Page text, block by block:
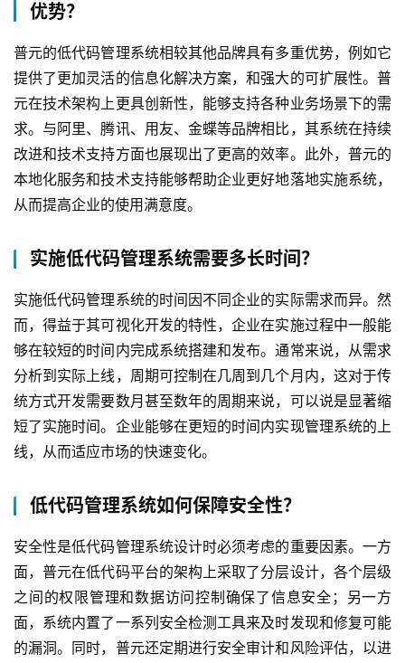
优势？
普元的低代码管理系统相较其他品牌具有多重优势，例如它
提供了更加灵活的信息化解决方案，和强大的可扩展性。普
元在技术架构上更具创新性，能够支持各种业务场景下的需
求。与阿里、腾讯、用友、金蝶等品牌相比，其系统在持续
改进和技术支持方面也展现出了更高的效率。此外，普元的
本地化服务和技术支持能够帮助企业更好地落地实施系统，
从而提高企业的使用满意度。
实施低代码管理系统需要多长时间？
实施低代码管理系统的时间因不同企业的实际需求而异。然
而，得益于其可视化开发的特性，企业在实施过程中一般能
够在较短的时间内完成系统搭建和发布。通常来说，从需求
分析到实际上线，周期可控制在几周到几个月内，这对于传
统方式开发需要数月甚至数年的周期来说，可以说是显著缩
短了实施时间。企业能够在更短的时间内实现管理系统的上
线，从而适应市场的快速变化。
低代码管理系统如何保障安全性？
安全性是低代码管理系统设计时必须考虑的重要因素。一方
面，普元在低代码平台的架构上采取了分层设计，各个层级
之间的权限管理和数据访问控制确保了信息安全；另一方
面，系统内置了一系列安全检测工具来及时发现和修复可能
的漏洞。同时，普元还定期进行安全审计和风险评估，以进